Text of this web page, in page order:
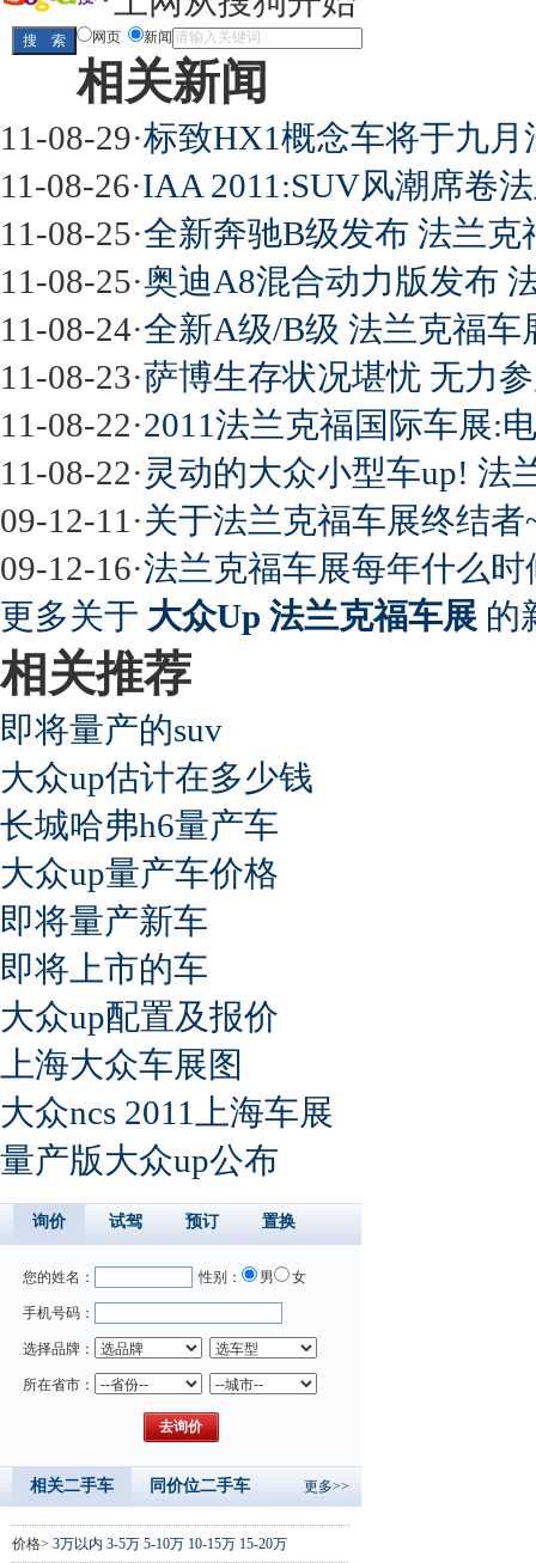
网页 新闻
相关新闻
11-08-29·标致HX1概念车将于九
11-08-26·IAA 2011:SUV风潮席卷
11-08-25·全新奔驰B级发布 法兰克
11-08-25·奥迪A8混合动力版发布
11-08-24·全新A级/B级 法兰克福车
11-08-23·萨博生存状况堪忧 无力
11-08-22·2011法兰克福国际车展:
11-08-22·灵动的大众小型车up! 法
09-12-11 ·关于法兰克福车展终结者
09-12-16·法兰克福车展每年什么时
更多关于 大众Up 法兰克福车展 的
相关推荐
即将量产的suv
大众up估计在多少钱
长城哈弗h6量产车
大众up量产车价格
即将量产新车
即将上市的车
大众up配置及报价
上海大众车展图
大众ncs 2011上海车展
量产版大众up公布
询价 试驾 预订 置换
您的姓名： 性别： 男 女
手机号码：
选择品牌：
所在省市：
相关二手车 同价位二手车 更多>>
价格> 3万以内 3-5万 5-10万 10-15万 15-20万